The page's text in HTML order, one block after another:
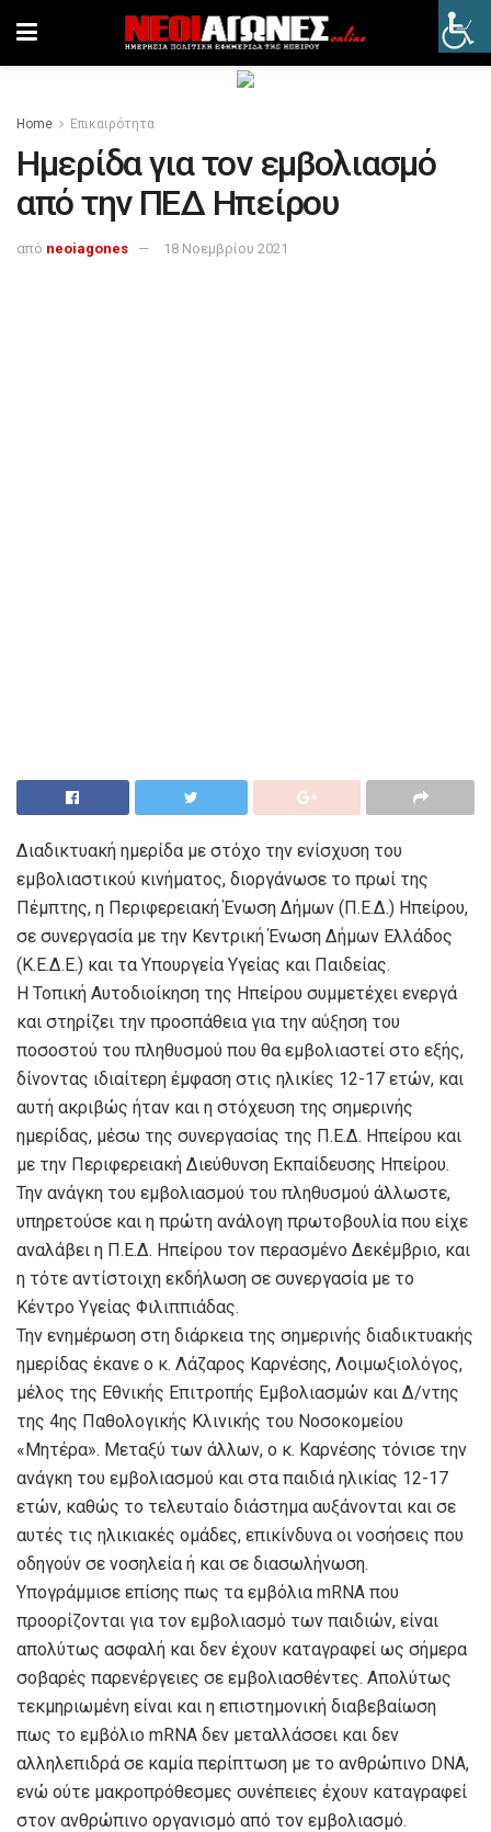
Home Επικαιρότητα
Ημερίδα για τον εμβολιασμό
από την ΠΕΔ Ηπείρου
από neoiagones 18 Νοεμβρίου 2021
Διαδικτυακή ημερίδα με στόχο την ενίσχυση του
εμβολιαστικού κινήματος, διοργάνωσε το πρωί της
Πέμπτης, η Περιφερειακή Ένωση Δήμων (Π.Ε.Δ.) Ηπείρου,
σε συνεργασία με την Κεντρική Ένωση Δήμων Ελλάδος
(Κ.Ε.Δ.Ε.) και τα Υπουργεία Υγείας και Παιδείας.
Η Τοπική Αυτοδιοίκηση της Ηπείρου συμμετέχει ενεργά
και στηρίζει την προσπάθεια για την αύξηση του
ποσοστού του πληθυσμού που θα εμβολιαστεί στο εξής,
δίνοντας ιδιαίτερη έμφαση στις ηλικίες 12-17 ετών, και
αυτή ακριβώς ήταν και η στόχευση της σημερινής
ημερίδας, μέσω της συνεργασίας της Π.Ε.Δ. Ηπείρου και
με την Περιφερειακή Διεύθυνση Εκπαίδευσης Ηπείρου.
Την ανάγκη του εμβολιασμού του πληθυσμού άλλωστε,
υπηρετούσε και η πρώτη ανάλογη πρωτοβουλία που είχε
αναλάβει η Π.Ε.Δ. Ηπείρου τον περασμένο Δεκέμβριο, και
η τότε αντίστοιχη εκδήλωση σε συνεργασία με το
Κέντρο Υγείας Φιλιππιάδας.
Την ενημέρωση στη διάρκεια της σημερινής διαδικτυακής
ημερίδας έκανε ο κ. Λάζαρος Καρνέσης, Λοιμωξιολόγος,
μέλος της Εθνικής Επιτροπής Εμβολιασμών και Δ/ντης
της 4ης Παθολογικής Κλινικής του Νοσοκομείου
«Μητέρα». Μεταξύ των άλλων, ο κ. Καρνέσης τόνισε την
ανάγκη του εμβολιασμού και στα παιδιά ηλικίας 12-17
ετών, καθώς το τελευταίο διάστημα αυξάνονται και σε
αυτές τις ηλικιακές ομάδες, επικίνδυνα οι νοσήσεις που
οδηγούν σε νοσηλεία ή και σε διασωλήνωση.
Υπογράμμισε επίσης πως τα εμβόλια mRNA που
προορίζονται για τον εμβολιασμό των παιδιών, είναι
απολύτως ασφαλή και δεν έχουν καταγραφεί ως σήμερα
σοβαρές παρενέργειες σε εμβολιασθέντες. Απολύτως
τεκμηριωμένη είναι και η επιστημονική διαβεβαίωση
πως το εμβόλιο mRNA δεν μεταλλάσσει και δεν
αλληλεπιδρά σε καμία περίπτωση με το ανθρώπινο DNA,
ενώ ούτε μακροπρόθεσμες συνέπειες έχουν καταγραφεί
στον ανθρώπινο οργανισμό από τον εμβολιασμό.